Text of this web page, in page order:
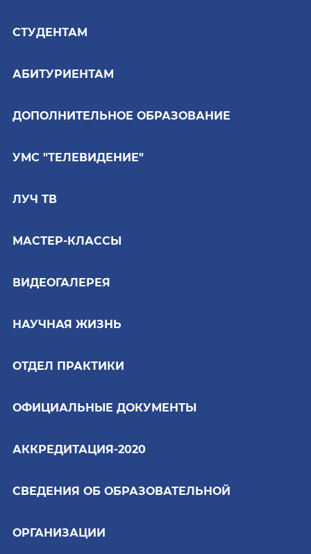
СТУДЕНТАМ
АБИТУРИЕНТАМ
ДОПОЛНИТЕЛЬНОЕ ОБРАЗОВАНИЕ
УМС "ТЕЛЕВИДЕНИЕ"
ЛУЧ ТВ
МАСТЕР-КЛАССЫ
ВИДЕОГАЛЕРЕЯ
НАУЧНАЯ ЖИЗНЬ
ОТДЕЛ ПРАКТИКИ
ОФИЦИАЛЬНЫЕ ДОКУМЕНТЫ
АККРЕДИТАЦИЯ-2020
СВЕДЕНИЯ ОБ ОБРАЗОВАТЕЛЬНОЙ
ОРГАНИЗАЦИИ